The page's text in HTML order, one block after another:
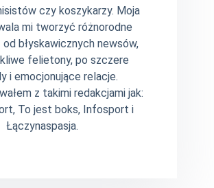
czy koszykarzy. Moja
mi tworzyć różnorodne
od błyskawicznych newsów,
felietony, po szczere
i emocjonujące relacje.
z takimi redakcjami jak:
To jest boks, Infosport i
Łączynaspasja.